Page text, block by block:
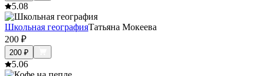
5.08
Школьная географияТатьяна Мокеева
200 ₽
200 ₽
5.06